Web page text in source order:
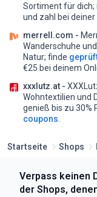
Sortiment für dich;
und zahl bei
merrell.com -
Wanderschuhe
Natur; finde
€25 bei deinem
xxxlutz.at -
Wohntextilien und
genieß bis zu 30%
coupons
Startseite Shops
Verpass keinen
der Shops,